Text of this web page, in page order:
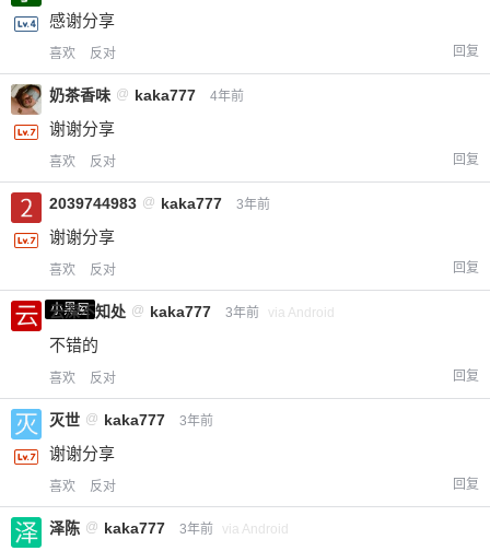
20 元 50 元
立刻支付
感谢分享
喜欢 反对 回复
奶茶香味 @ kaka777 4年前
谢谢分享
喜欢 反对 回复
2039744983 @ kaka777 3年前
谢谢分享
喜欢 反对 回复
小黑屋
云深不知处 @ kaka777 3年前 via Android
不错的
喜欢 反对 回复
灭世 @ kaka777 3年前
谢谢分享
喜欢 反对 回复
泽陈 @ kaka777 3年前 via Android
您没有权限发布内容，请购买会员或者提升权
6位以上
忘记密码？